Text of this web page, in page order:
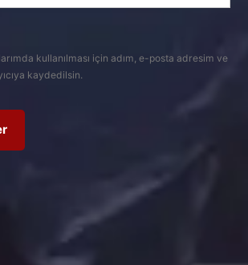
kullanılması için adım, e-posta adresim ve
kaydedilsin.